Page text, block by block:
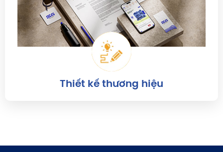
Thiết kế thương hiệu